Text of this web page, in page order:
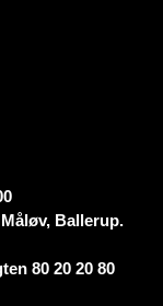
Ballerup.
80 20 20 80